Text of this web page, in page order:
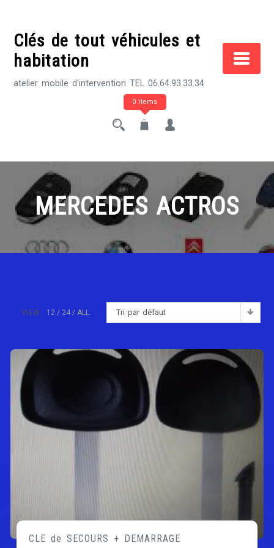
contentClés de tout véhicules et
habitation
atelier mobile d'intervention TEL 06.64.93.33.34
0 items
MERCEDES ACTROS
Tri par défaut
VIEW: 12 24 ALL:
CLE de SECOURS + DEMARRAGE